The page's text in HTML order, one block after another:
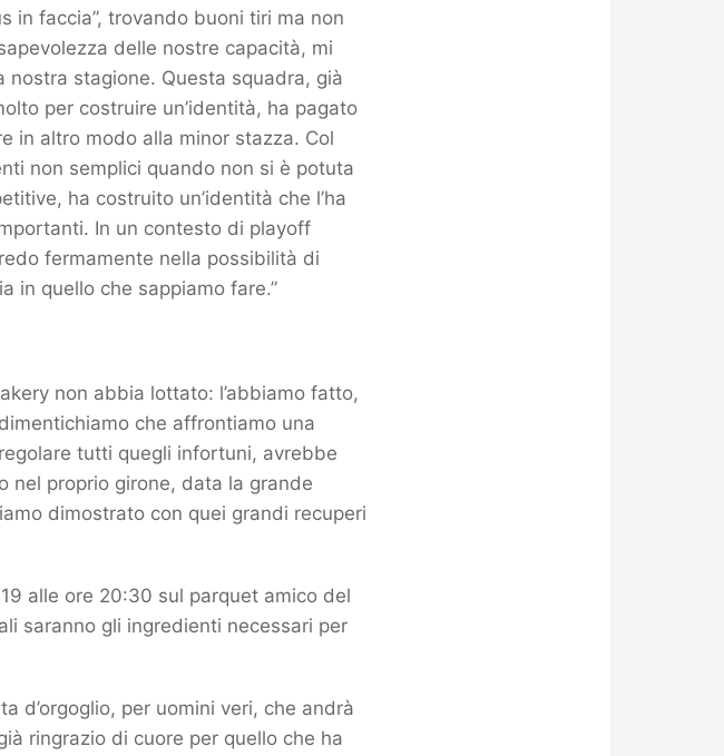
in faccia”, trovando buoni tiri ma non
delle nostre capacità, mi
stagione. Questa squadra, già
per costruire un’identità, ha pagato
in altro modo alla minor stazza. Col
non semplici quando non si è potuta
ha costruito un’identità che l’ha
In un contesto di playoff
fermamente nella possibilità di
in quello che sappiamo fare.”
non abbia lottato: l’abbiamo fatto,
che affrontiamo una
tutti quegli infortuni, avrebbe
nel proprio girone, data la grande
dimostrato con quei grandi recuperi
alle ore 20:30 sul parquet amico del
saranno gli ingredienti necessari per
d’orgoglio, per uomini veri, che andrà
ringrazio di cuore per quello che ha